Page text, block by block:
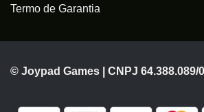
Termo de Garantia
© Joypad Games | CNPJ 64.388.089/